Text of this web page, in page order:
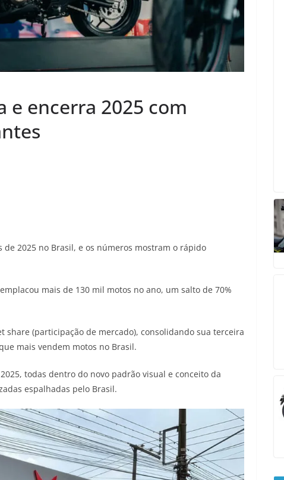
e encerra 2025 com
2025 no Brasil, e os números mostram o rápido
mais de 130 mil motos no ano, um salto de 70%
share (participação de mercado), consolidando sua terceira
mais vendem motos no Brasil.
todas dentro do novo padrão visual e conceito da
espalhadas pelo Brasil.